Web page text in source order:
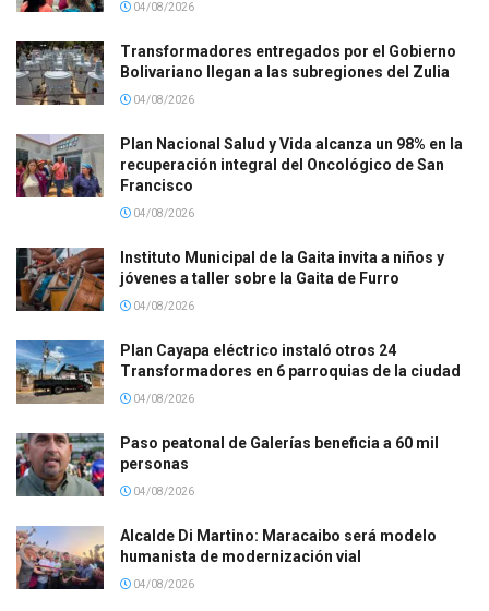
04/08/2026
Transformadores entregados por el Gobierno
Bolivariano llegan a las subregiones del Zulia
04/08/2026
Plan Nacional Salud y Vida alcanza un 98% en la
recuperación integral del Oncológico de San
Francisco
04/08/2026
Instituto Municipal de la Gaita invita a niños y
jóvenes a taller sobre la Gaita de Furro
04/08/2026
Plan Cayapa eléctrico instaló otros 24
Transformadores en 6 parroquias de la ciudad
04/08/2026
Paso peatonal de Galerías beneficia a 60 mil
personas
04/08/2026
Alcalde Di Martino: Maracaibo será modelo
humanista de modernización vial
04/08/2026